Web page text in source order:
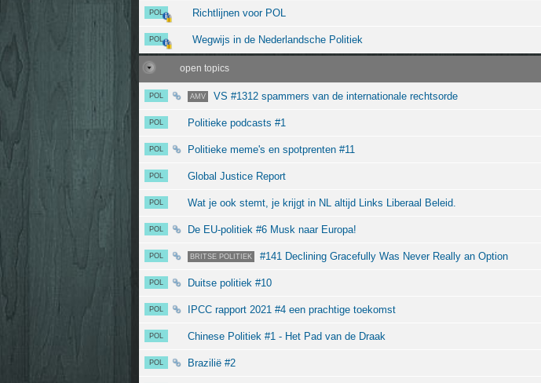
POL Richtlijnen voor POL
POL Wegwijs in de Nederlandsche Politiek
open topics
POL AMV VS #1312 spammers van de internationale rechtsorde
POL Politieke podcasts #1
POL Politieke meme's en spotprenten #11
POL Global Justice Report
POL Wat je ook stemt, je krijgt in NL altijd Links Liberaal Beleid.
POL De EU-politiek #6 Musk naar Europa!
POL BRITSE POLITIEK #141 Declining Gracefully Was Never Really an Option
POL Duitse politiek #10
POL IPCC rapport 2021 #4 een prachtige toekomst
POL Chinese Politiek #1 - Het Pad van de Draak
POL Brazilië #2